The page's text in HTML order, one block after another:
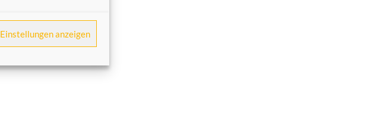
Einstellungen anzeigen